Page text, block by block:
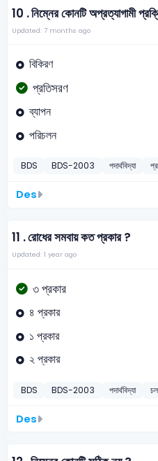
10 .নিম্নের কোনটি অপ্রত্যাগামী
Updated: 7 months ago
বিকিরণ
প্রতিসরণ
ব্যাপন
পরিচলন
BDS BDS-2003 পদার্থবিদ্যা
Des
11 .রোধের সমবায় কত প্রকার ?
Updated: 1 year ago
৩ প্রকার
৪ প্রকার
১ প্রকার
২ প্রকার
BDS BDS-2003 পদার্থবিদ্যা
Des